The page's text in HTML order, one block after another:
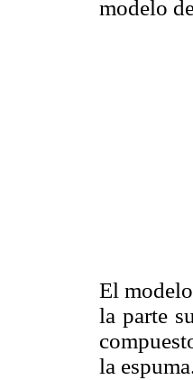
modelo
El
la parte
la